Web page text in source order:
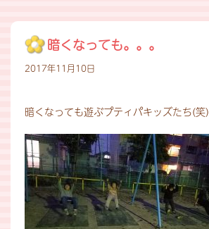
暗くなっても。。。
2017年11月10日
暗くなっても遊ぶプティパキッズたち(笑)